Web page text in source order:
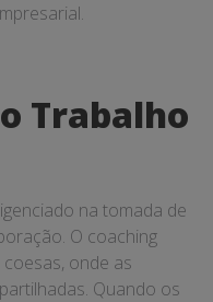
Trabalho
na tomada de
O coaching
onde as
Quando os